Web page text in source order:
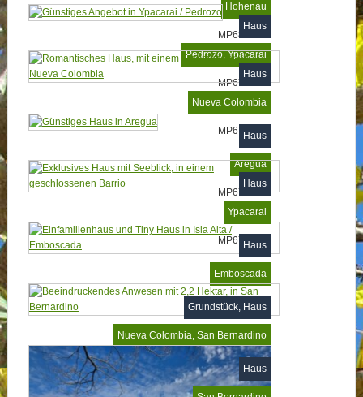
Hohenau
MP680282
Haus
Pedrozo, Ypacarai
MP677818
Haus
Nueva Colombia
MP675020
Haus
Aregua
MP674659
Haus
Ypacarai
MP674635
Haus
Emboscada
MP674607
Grundstück, Haus
Nueva Colombia, San Bernardino
Haus